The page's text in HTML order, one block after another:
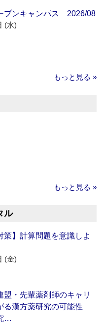
プンキャンパス 2026/08
(水)
もっと見る »
もっと見る »
ル
策】計算問題を意識しよ
(金)
盟・先輩薬剤師のキャリ
る漢方薬研究の可能性
…